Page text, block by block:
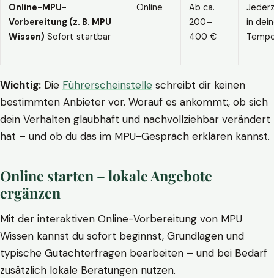
Online-MPU-
Vorbereitung (z. B. MPU
Wissen) Sofort startbar
Online
Ab ca.
200–
400 €
in
Wichtig: Die Führerscheinstelle schreibt dir keinen
bestimmten Anbieter vor. Worauf es ankommt:, ob sich
dein Verhalten glaubhaft und nachvollziehbar verändert
hat – und ob du das im MPU-Gespräch erklären kannst.
Online starten – lokale Angebote
ergänzen
Mit der interaktiven Online-Vorbereitung von MPU
Wissen kannst du sofort beginnst, Grundlagen und
typische Gutachterfragen bearbeiten – und bei Bedarf
zusätzlich lokale Beratungen nutzen.